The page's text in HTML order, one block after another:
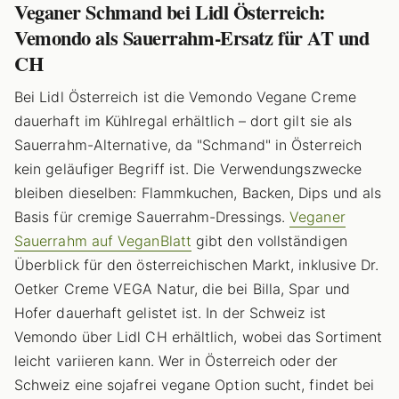
Veganer Schmand bei Lidl Österreich:
Vemondo als Sauerrahm-Ersatz für AT und
CH
Bei Lidl Österreich ist die Vemondo Vegane Creme
dauerhaft im Kühlregal erhältlich – dort gilt sie als
Sauerrahm-Alternative, da "Schmand" in Österreich
kein geläufiger Begriff ist. Die Verwendungszwecke
bleiben dieselben: Flammkuchen, Backen, Dips und als
Basis für cremige Sauerrahm-Dressings.Veganer
Sauerrahm auf VeganBlatt gibt den vollständigen
Überblick für den österreichischen Markt, inklusive Dr.
Oetker Creme VEGA Natur, die bei Billa, Spar und
Hofer dauerhaft gelistet ist. In der Schweiz ist
Vemondo über Lidl CH erhältlich, wobei das Sortiment
leicht variieren kann. Wer in Österreich oder der
Schweiz eine sojafrei vegane Option sucht, findet bei